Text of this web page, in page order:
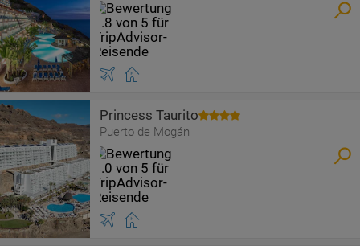
Princess Taurito
Puerto de Mogán